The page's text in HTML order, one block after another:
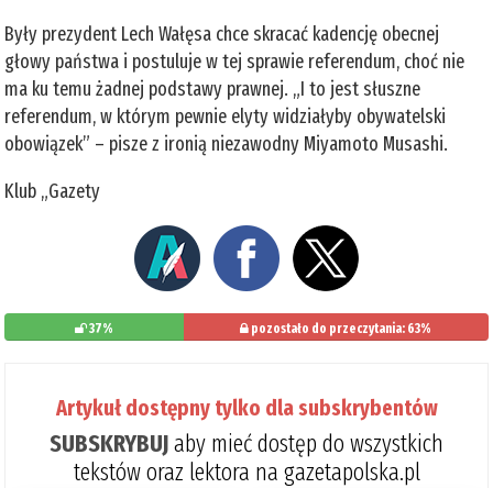
Były prezydent Lech Wałęsa chce skracać kadencję obecnej
głowy państwa i postuluje w tej sprawie referendum, choć nie
ma ku temu żadnej podstawy prawnej. „I to jest słuszne
referendum, w którym pewnie elyty widziałyby obywatelski
obowiązek” – pisze z ironią niezawodny Miyamoto Musashi.
Klub „Gazety
37% pozostało do przeczytania: 63%
Artykuł dostępny tylko dla subskrybentów
SUBSKRYBUJaby mieć dostęp do wszystkich
tekstów oraz lektora na gazetapolska.pl